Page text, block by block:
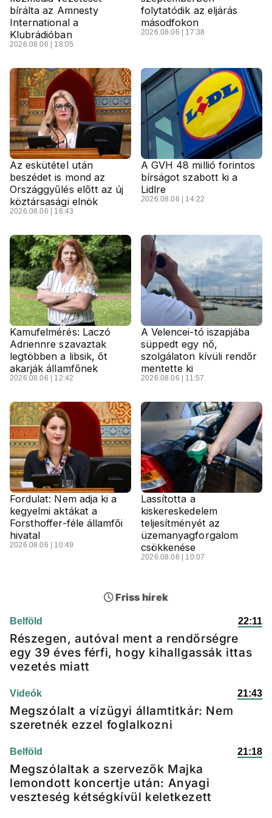
bírálta az Amnesty
International a
Klubrádióban
2026.08.06 | 18:05
folytatódik az eljárás
másodfokon
2026.08.06 | 17:38
Az eskütétel után
beszédet is mond az
Országgyűlés előtt az új
köztársasági elnök
2026.08.06 | 16:43
A GVH 48 millió forintos
bírságot szabott ki a
Lidlre
2026.08.06 | 14:22
Kamufelmérés: Laczó
Adriennre szavaztak
legtöbben a libsik, őt
akarják államfőnek
2026.08.06 | 12:42
A Velencei-tó iszapjába
süppedt egy nő,
szolgálaton kívüli rendőr
mentette ki
2026.08.06 | 11:57
Fordulat: Nem adja ki a
kegyelmi aktákat a
Forsthoffer-féle államfői
hivatal
2026.08.06 | 10:49
Lassította a
kiskereskedelem
teljesítményét az
üzemanyagforgalom
csökkenése
2026.08.06 | 10:07
Friss hírek
Belföld 22:11
Részegen, autóval ment a rendőrségre
egy 39 éves férfi, hogy kihallgassák ittas
vezetés miatt
Videók 21:43
Megszólalt a vízügyi államtitkár: Nem
szeretnék ezzel foglalkozni
Belföld 21:18
Megszólaltak a szervezők Majka
lemondott koncertje után: Anyagi
veszteség kétségkívül keletkezett